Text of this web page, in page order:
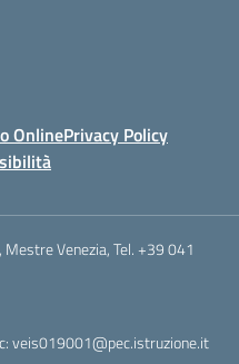
OnlinePrivacy Policy
Venezia, Tel. +39 041
veis019001@pec.istruzione.it